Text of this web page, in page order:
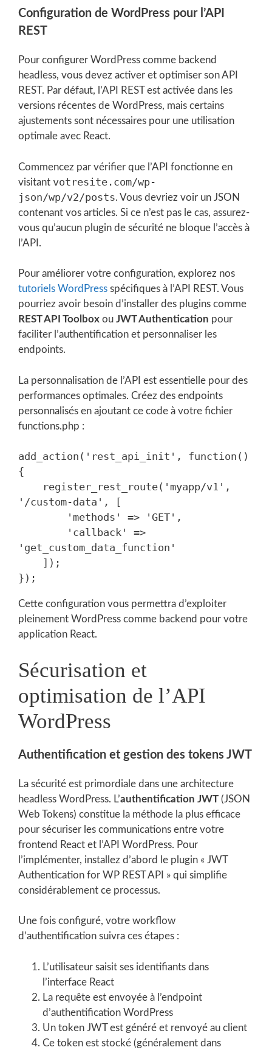
Configuration de WordPress pour l’API
REST
Pour configurer WordPress comme backend
headless, vous devez activer et optimiser son API
REST. Par défaut, l’API REST est activée dans les
versions récentes de WordPress, mais certains
ajustements sont nécessaires pour une utilisation
optimale avec React.
Commencez par vérifier que l’API fonctionne en
visitant votresite.com/wp-
json/wp/v2/posts. Vous devriez voir un JSON
contenant vos articles. Si ce n’est pas le cas, assurez-
vous qu’aucun plugin de sécurité ne bloque l’accès à
l’API.
Pour améliorer votre configuration, explorez nos
tutoriels WordPress spécifiques à l’API REST. Vous
pourriez avoir besoin d’installer des plugins comme
REST API Toolbox ou JWT Authentication pour
faciliter l’authentification et personnaliser les
endpoints.
La personnalisation de l’API est essentielle pour des
performances optimales. Créez des endpoints
personnalisés en ajoutant ce code à votre fichier
functions.php :
add_action('rest_api_init', function()
{
'/custom-data', [
'get_custom_data_function'
Cette configuration vous permettra d’exploiter
pleinement WordPress comme backend pour votre
application React.
Sécurisation et
optimisation de l’API
WordPress
Authentification et gestion des tokens JWT
La sécurité est primordiale dans une architecture
headless WordPress. L’authentification JWT (JSON
Web Tokens) constitue la méthode la plus efficace
pour sécuriser les communications entre votre
frontend React et l’API WordPress. Pour
l’implémenter, installez d’abord le plugin « JWT
Authentication for WP REST API » qui simplifie
considérablement ce processus.
Une fois configuré, votre workflow
d’authentification suivra ces étapes :
L’utilisateur saisit ses identifiants dans
l’interface React
La requête est envoyée à l’endpoint
d’authentification WordPress
Un token JWT est généré et renvoyé au client
Ce token est stocké (généralement dans